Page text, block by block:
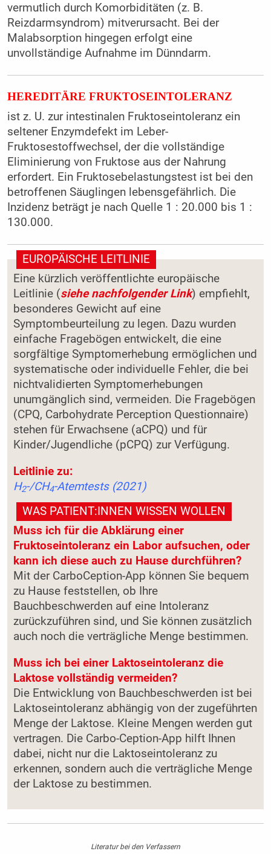
vermutlich durch Komorbiditäten (z. B.
Reizdarmsyndrom) mitverursacht. Bei der
Malabsorption hingegen erfolgt eine
unvollständige Aufnahme im Dünndarm.
HEREDITÄRE FRUKTOSEINTOLERANZ
ist z. U. zur intestinalen Fruktoseintoleranz ein
seltener Enzymdefekt im Leber-
Fruktosestoffwechsel, der die vollständige
Eliminierung von Fruktose aus der Nahrung
erfordert. Ein Fruktosebelastungstest ist bei den
betroffenen Säuglingen lebensgefährlich. Die
Inzidenz beträgt je nach Quelle 1 : 20.000 bis 1 :
130.000.
EUROPÄISCHE LEITLINIE
Eine kürzlich veröffentlichte europäische
Leitlinie (siehe nachfolgender Link) empfiehlt,
besonderes Gewicht auf eine
Symptombeurteilung zu legen. Dazu wurden
einfache Fragebögen entwickelt, die eine
sorgfältige Symptomerhebung ermöglichen und
systematische oder individuelle Fehler, die bei
nichtvalidierten Symptomerhebungen
unumgänglich sind, vermeiden. Die Fragebögen
(CPQ, Carbohydrate Perception Questionnaire)
stehen für Erwachsene (aCPQ) und für
Kinder/Jugendliche (pCPQ) zur Verfügung.
Leitlinie zu:
H2-/CH4-Atemtests (2021)
WAS PATIENT:INNEN WISSEN WOLLEN
Muss ich für die Abklärung einer
Fruktoseintoleranz ein Labor aufsuchen, oder
kann ich diese auch zu Hause durchführen?
Mit der CarboCeption-App können Sie bequem
zu Hause feststellen, ob Ihre
Bauchbeschwerden auf eine Intoleranz
zurückzuführen sind, und Sie können zusätzlich
auch noch die verträgliche Menge bestimmen.
Muss ich bei einer Laktoseintoleranz die
Laktose vollständig vermeiden?
Die Entwicklung von Bauchbeschwerden ist bei
Laktoseintoleranz abhängig von der zugeführten
Menge der Laktose. Kleine Mengen werden gut
vertragen. Die Carbo-Ception-App hilft Ihnen
dabei, nicht nur die Laktoseintoleranz zu
erkennen, sondern auch die verträgliche Menge
der Laktose zu bestimmen.
Literatur bei den Verfassern